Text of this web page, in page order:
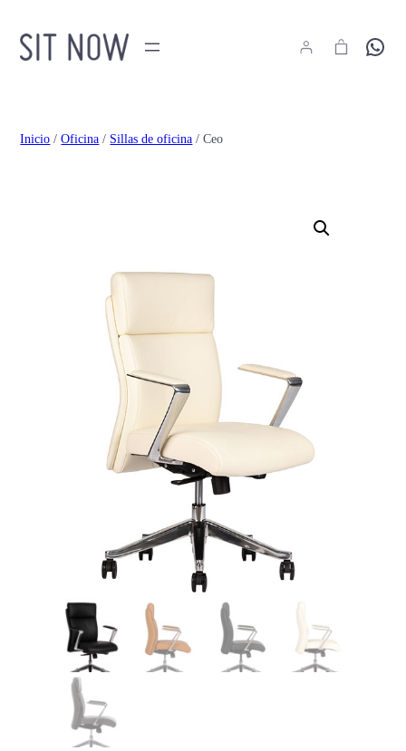
Hola
Inicio /Oficina / Sillas de oficina / Ceo